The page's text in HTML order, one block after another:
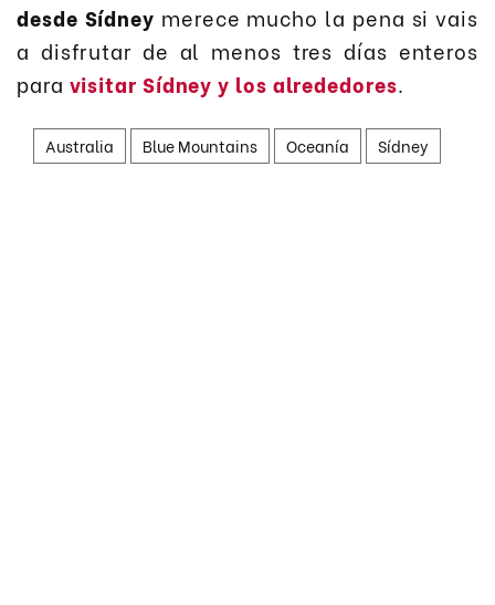
desde Sídney merece mucho la pena si vais
a disfrutar de al menos tres días enteros
para visitar Sídney y los alrededores.
Australia Blue Mountains Oceanía Sídney